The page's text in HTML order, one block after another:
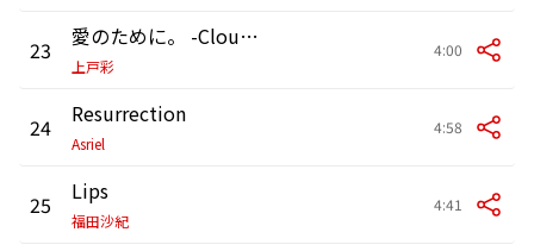
23 愛のために。 -Cloudberry Jam-
上戸彩
4:00
24 Resurrection
Asriel
4:58
25 Lips
福田沙紀
4:41